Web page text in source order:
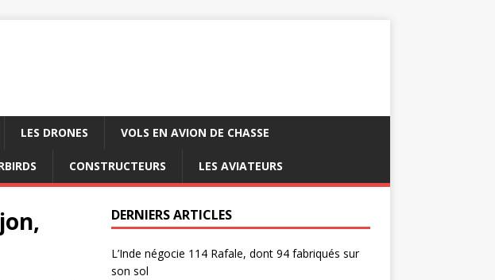
LES DRONES VOLS EN AVION DE CHASSE
CONSTRUCTEURS LES AVIATEURS
DERNIERS ARTICLES
L’Inde négocie 114 Rafale, dont 94 fabriqués sur
son sol